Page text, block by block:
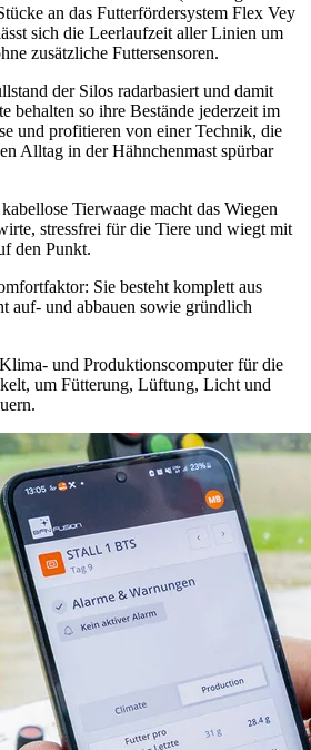
an das Futterfördersystem Flex Vey
sich die Leerlaufzeit aller Linien um
zusätzliche Futtersensoren.
der Silos radarbasiert und damit
behalten so ihre Bestände jederzeit im
und profitieren von einer Technik, die
Alltag in der Hähnchenmast spürbar
Tierwaage macht das Wiegen
stressfrei für die Tiere und wiegt mit
den Punkt.
Sie besteht komplett aus
auf- und abbauen sowie gründlich
und Produktionscomputer für die
um Fütterung, Lüftung, Licht und